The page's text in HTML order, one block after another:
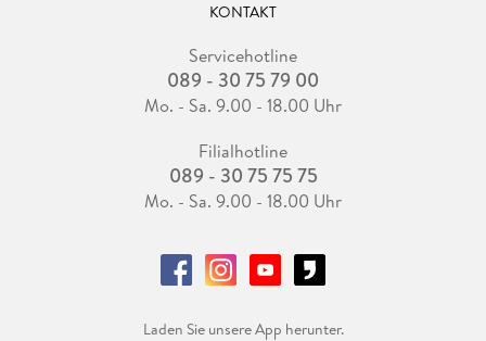
KONTAKT
Servicehotline
089 - 30 75 79 00
Mo. - Sa. 9.00 - 18.00 Uhr
Filialhotline
089 - 30 75 75 75
Mo. - Sa. 9.00 - 18.00 Uhr
Laden Sie unsere App herunter.